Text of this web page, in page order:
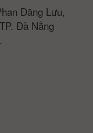
Đăng Lưu,
Đà Nẵng